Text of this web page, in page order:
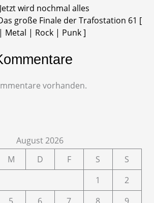
wird nochmal alles
große Finale der Trafostation 61 [
Metal | Rock | Punk ]
vorhanden.
August 2026
M D F S
S
1
2